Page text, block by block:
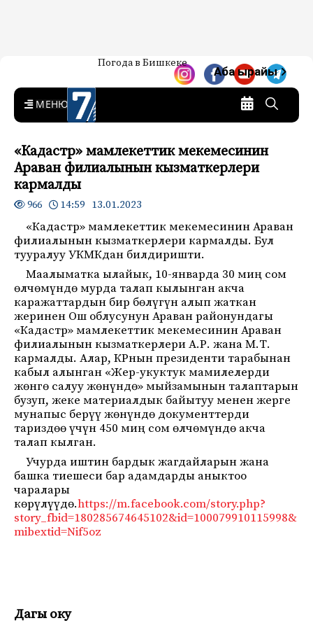
7-канал. Жаңылыктар —
Кыргызстан
Жаңылыктар — Кыргызстан
Погода в Бишкеке
Аба ырайы
MENU
«Кадастр» мамлекеттик мекемесинин
Араван филиалынын кызматкерлери
кармалды
966 14:59 13.01.2023
«Кадастр» мамлекеттик мекемесинин Араван
филиалынын кызматкерлери кармалды. Бул
тууралуу УКМКдан билдиришти.
Маалыматка ылайык, 10-январда 30 миң сом
өлчөмүндө мурда талап кылынган акча
каражаттардын бир бөлүгүн алып жаткан
жеринен Ош облусунун Араван районундагы
«Кадастр» мамлекеттик мекемесинин Араван
филиалынын кызматкерлери А.Р. жана М.Т.
кармалды. Алар, КРнын президенти тарабынан
кабыл алынган «Жер-укуктук мамилелерди
жөнгө салуу жөнүндө» мыйзамынын талаптарын
бузуп, жеке материалдык байытуу менен жерге
мунапыс берүү жөнүндө документтерди
тариздөө үчүн 450 миң сом өлчөмүндө акча
талап кылган.
Учурда иштин бардык жагдайларын жана
башка тиешеси бар адамдарды аныктоо
чаралары
көрүлүүдө.https://m.facebook.com/story.php?
story_fbid=180285674645102&id=100079910115998&
mibextid=Nif5oz
Дагы оку